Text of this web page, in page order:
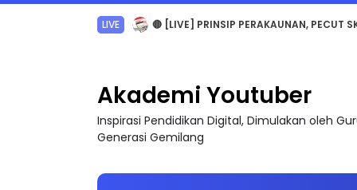
TRANSFORMASI DIGITAL GURU SIRI 7 :
Akademi Youtuber
Inspirasi Pendidikan Digital, Dimulakan oleh
Generasi Gemilang